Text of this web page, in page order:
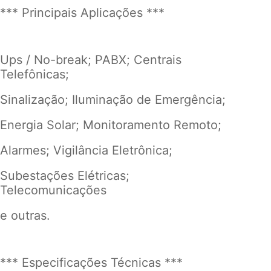
*** Principais Aplicações ***
Ups / No-break; PABX; Centrais
Telefônicas;
Sinalização; Iluminação de Emergência;
Energia Solar; Monitoramento Remoto;
Alarmes; Vigilância Eletrônica;
Subestações Elétricas;
Telecomunicações
e outras.
*** Especificações Técnicas ***